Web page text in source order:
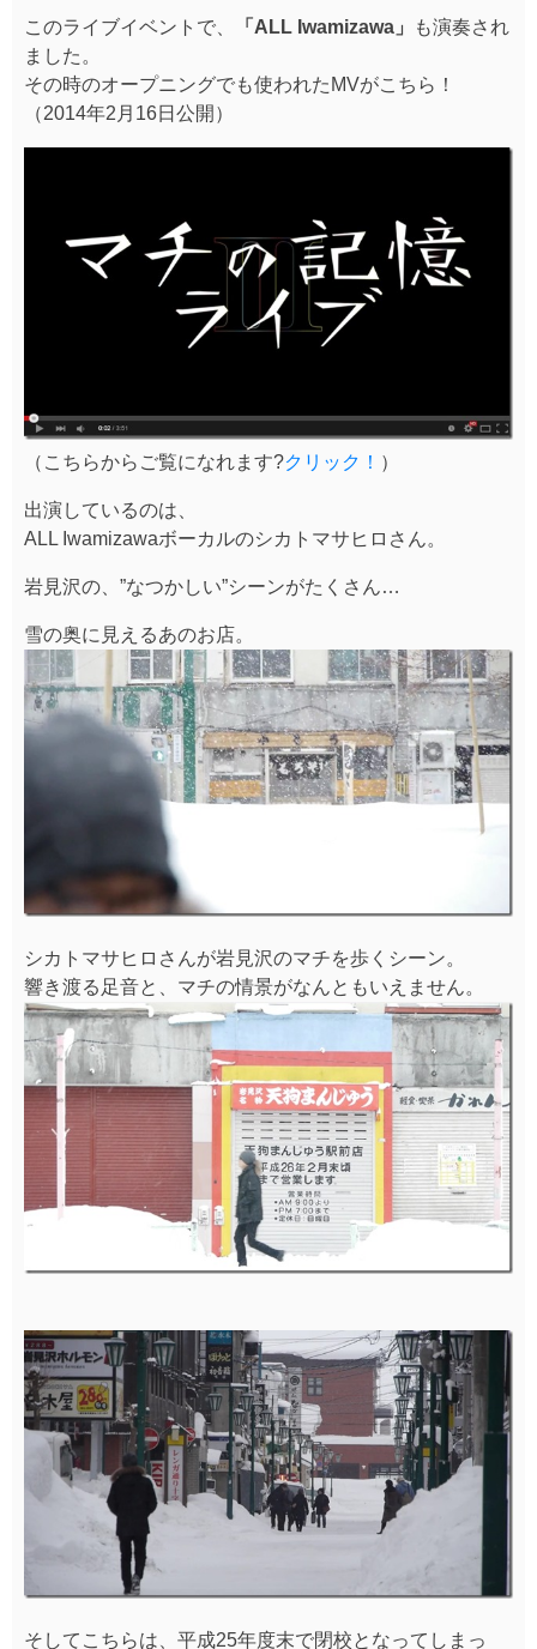
このライブイベントで、 「ALL Iwamizawa」
も演奏され
ました。
その時のオープニングでも使われたMVがこちら！
（2014年2月16日公開）
（こちらからご覧になれます?クリック！ ）
出演しているのは、
ALL Iwamizawaボーカルのシカトマサヒロさん。
岩見沢の、”なつかしい”シーンがたくさん…
雪の奥に見えるあのお店。
シカトマサヒロさんが岩見沢のマチを歩くシーン。
響き渡る足音と、マチの情景がなんともいえません。
そしてこちらは、平成25年度末で閉校となってしまっ